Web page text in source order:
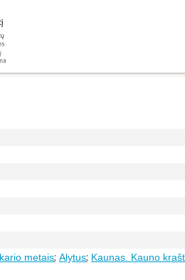
metais;Alytus; Kaunas. Kauno